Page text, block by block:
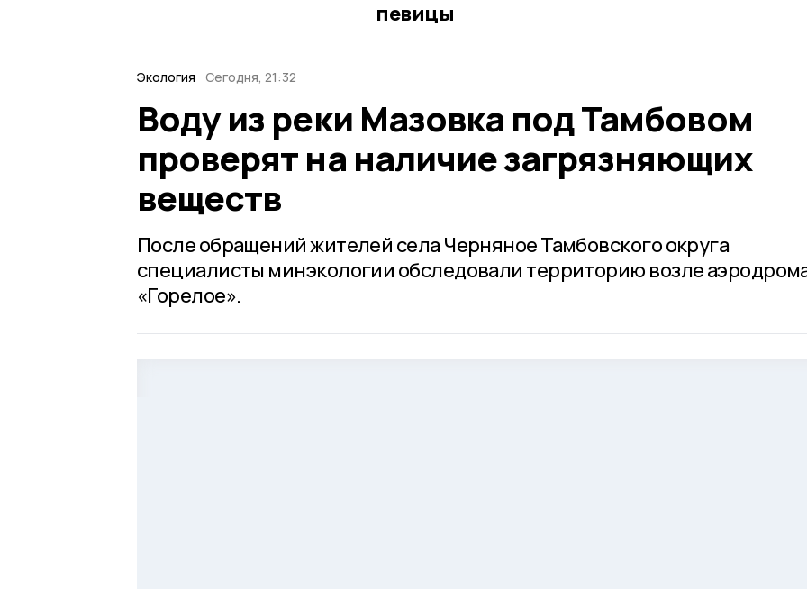
певицы
Экология Сегодня, 21:32
Воду из реки Мазовка под Тамбовом
проверят на наличие загрязняющих
веществ
После обращений жителей села Черняное Тамбовского округа
специалисты минэкологии обследовали территорию возле
«Горелое».